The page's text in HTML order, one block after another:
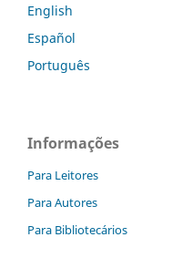
English
Español
Português
Informações
Para Leitores
Para Autores
Para Bibliotecários